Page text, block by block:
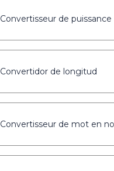
Convertisseur de
Convertidor de longitud
Convertisseur de mot en